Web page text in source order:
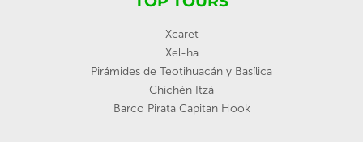
Xcaret
Xel-ha
Pirámides de Teotihuacán y Basílica
Chichén Itzá
Barco Pirata Capitan Hook